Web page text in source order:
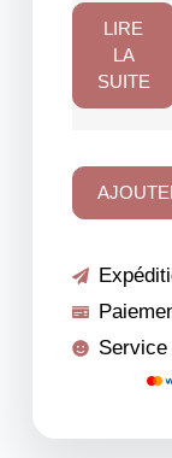
LIRE
LA
SUITE